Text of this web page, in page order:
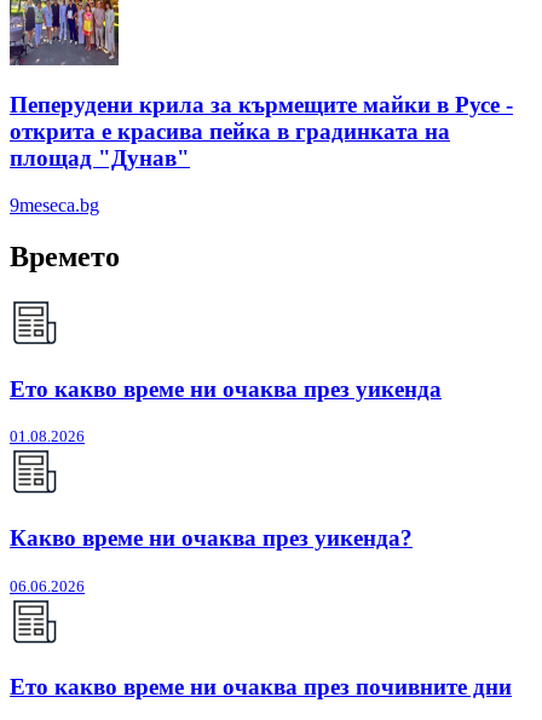
Пеперудени крила за кърмещите майки в Русе -
открита е красива пейка в градинката на
площад "Дунав"
9meseca.bg
Времето
Ето какво време ни очаква през уикенда
01.08.2026
Какво време ни очаква през уикенда?
06.06.2026
Ето какво време ни очаква през почивните дни